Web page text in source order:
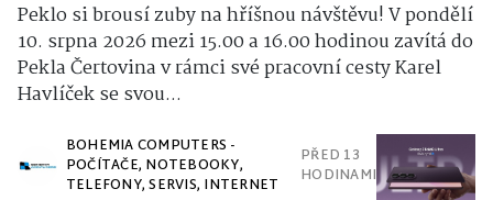
Peklo si brousí zuby na hříšnou návštěvu! V pondělí
10. srpna 2026 mezi 15.00 a 16.00 hodinou zavítá do
Pekla Čertovina v rámci své pracovní cesty Karel
Havlíček se svou...
BOHEMIA COMPUTERS -
POČÍTAČE, NOTEBOOKY,
TELEFONY, SERVIS, INTERNET
PŘED 13
HODINAMI